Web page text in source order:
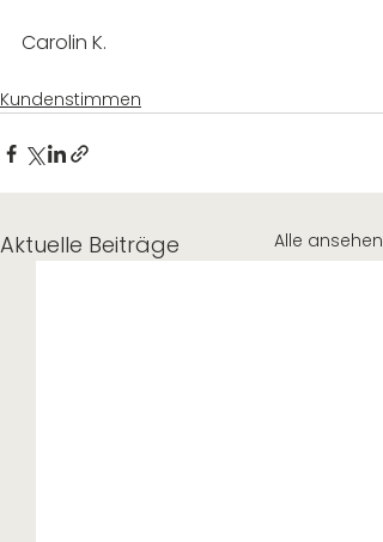
Carolin K.
Kundenstimmen
Aktuelle Beiträge Alle ansehen